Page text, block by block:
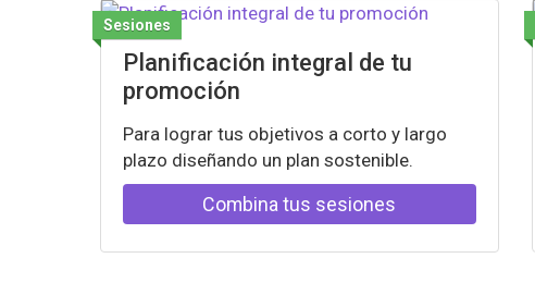
Sesiones
Planificación integral de tu
promoción
Para lograr tus objetivos a corto y largo
plazo diseñando un plan sostenible.
Combina tus sesiones